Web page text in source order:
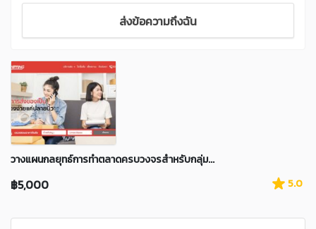
ส่งข้อความถึงฉัน
วางแผนกลยุทธ์การทำตลาดครบวงจรสำหรับกลุ่ม...
฿5,000 5.0